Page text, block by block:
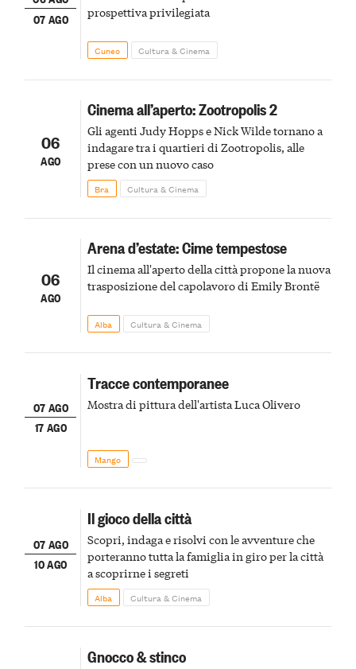
07 AGO
prospettiva privilegiata
Cuneo Cultura & Cinema
06
AGO
Cinema all’aperto: Zootropolis 2
Gli agenti Judy Hopps e Nick Wilde tornano a
indagare tra i quartieri di Zootropolis, alle
prese con un nuovo caso
Bra Cultura & Cinema
06
AGO
Arena d’estate: Cime tempestose
Il cinema all'aperto della città propone la nuova
trasposizione del capolavoro di Emily Brontë
Alba Cultura & Cinema
07 AGO
17 AGO
Tracce contemporanee
Mostra di pittura dell'artista Luca Olivero
Mango
07 AGO
10 AGO
Il gioco della città
Scopri, indaga e risolvi con le avventure che
porteranno tutta la famiglia in giro per la città
a scoprirne i segreti
Alba Cultura & Cinema
Gnocco & stinco